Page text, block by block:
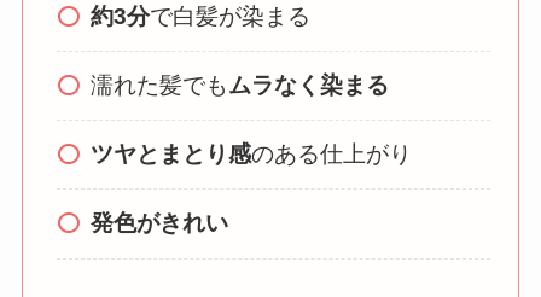
約3分で白髪が染まる
濡れた髪でもムラなく染まる
ツヤとまとり感のある仕上がり
発色がきれい